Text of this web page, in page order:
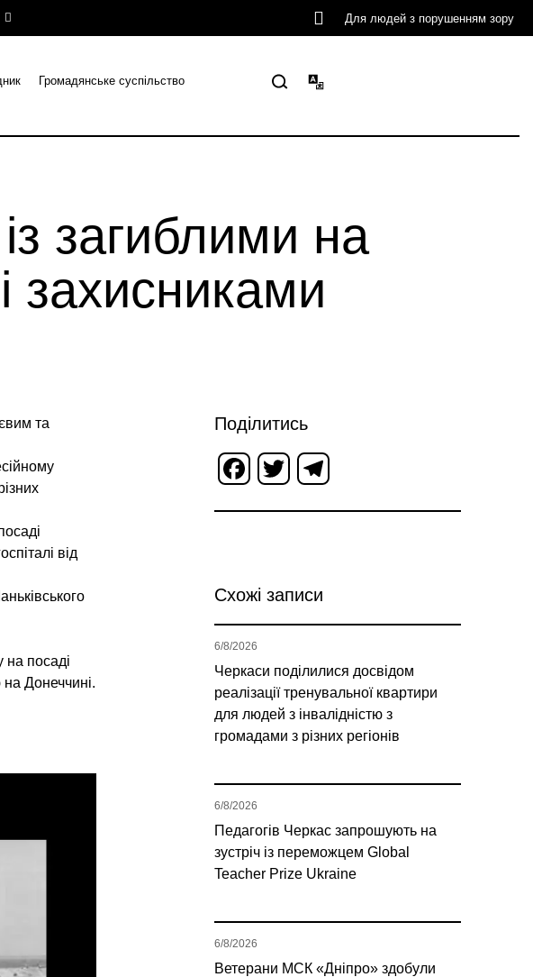
Для людей з порушенням зору
Громадянське суспільство
загиблими на
захисниками
та
від
на посаді
Донеччині.
Поділитись
Facebook
Twitter
Схожі записи
Черкаси поділилися досвідом
реалізації тренувальної квартири
для людей з інвалідністю з
громадами з різних регіонів
6/8/2026
Педагогів Черкас запрошують на
зустріч із переможцем Global
Teacher Prize Ukraine
6/8/2026
Ветерани МСК «Дніпро» здобули
6/8/2026